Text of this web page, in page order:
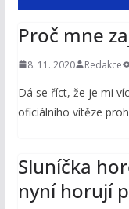
Proč mne
8. 11. 2020 Redakce
Dá se říct, že je mi
oficiálního vítěze
Sluníčka
nyní horují